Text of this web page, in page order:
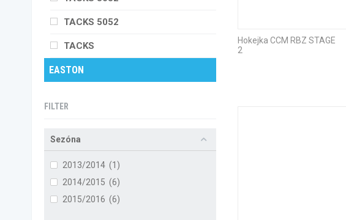
TACKS 5052
TACKS
EASTON
FILTER
Sezóna
2013/2014 (1)
2014/2015 (6)
2015/2016 (6)
Hokejka CCM RBZ STAGE
2